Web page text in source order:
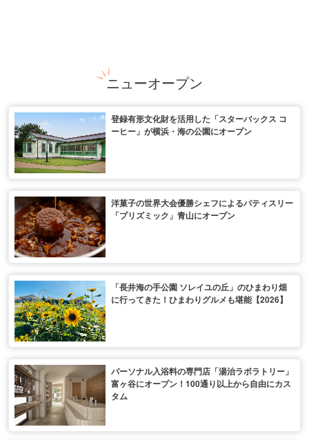
ニューオープン
登録有形文化財を活用した「スターバックス コ
ーヒー」が横浜・海の公園にオープン
洋菓子の世界大会優勝シェフによるパティスリー
「プリズミック」青山にオープン
「長井海の手公園 ソレイユの丘」のひまわり畑
に行ってきた！ひまわりグルメも堪能【2026】
パーソナル入浴料の専門店「湯治ラボラトリー」
富ヶ谷にオープン！100通り以上から自由にカス
タム